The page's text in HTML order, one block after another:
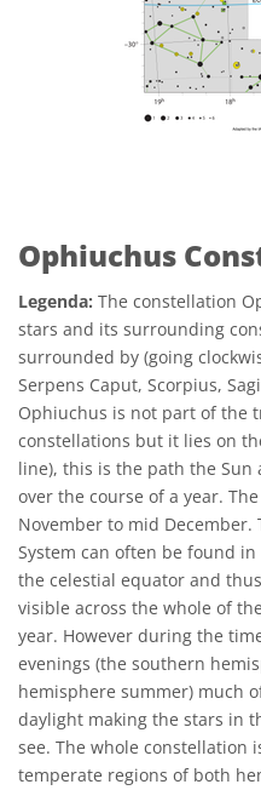
Ophiuchus
Legenda: The constellation
stars and its surrounding
surrounded by (going
Serpens Caput, Scorpius,
Ophiuchus is not part of the
constellations but it lies on
line), this is the path the Sun
over the course of a year.
November to mid
System can often be found
the celestial equator and
visible across the whole of
year. However during the
evenings (the southern
hemisphere summer) much
daylight making the stars in
see. The whole constellation
temperate regions of both